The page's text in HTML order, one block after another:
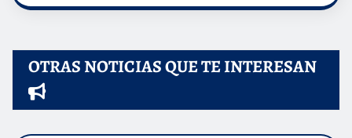
OTRAS NOTICIAS QUE TE INTERESAN